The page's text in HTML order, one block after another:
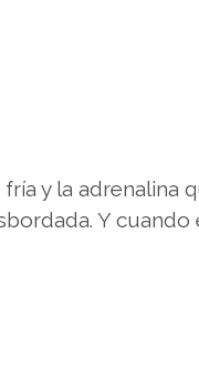
y la adrenalina
Y cuando